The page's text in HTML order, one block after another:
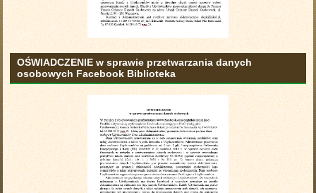
OŚWIADCZENIE w sprawie przetwarzania danych
osobowych Facebook Biblioteka